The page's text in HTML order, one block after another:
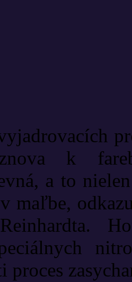
k
a to
maľbe,
proces